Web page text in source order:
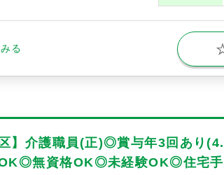
る
区】介護職員(正)◎賞与年3回あり
無資格OK◎未経験OK◎住宅